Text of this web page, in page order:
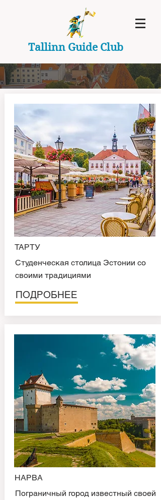
Tallinn Guide Club
ТАРТУ
Cтуденческая столица Эстонии со
своими традициями
ПОДРОБНЕЕ
НАРВА
Пограничный город известный своей